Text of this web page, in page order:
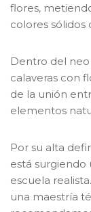
flores,
colores
Dentro del
calaveras con
de la unión
elementos
Por su alta
está surgiendo
escuela
una maestría